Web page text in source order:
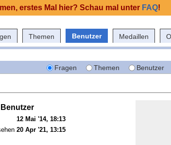
Themen Benutzer Medaillen
Fragen Themen Benutzer
12 Mai '14, 18:13
20 Apr '21, 13:15
erstes Mal hier? Schau mal unter FAQ!